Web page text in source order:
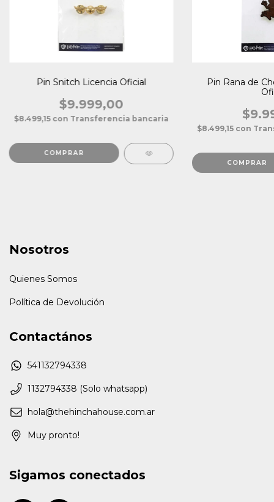
Pin Snitch Licencia Oficial
$9.999,00
$8.499,15 con Transferencia bancaria
Pin Rana de
$8.499,15 con
Nosotros
Quienes Somos
Política de Devolución
Contactános
541132794338
1132794338 (Solo whatsapp)
hola@thehinchahouse.com.ar
Muy pronto!
Sigamos conectados